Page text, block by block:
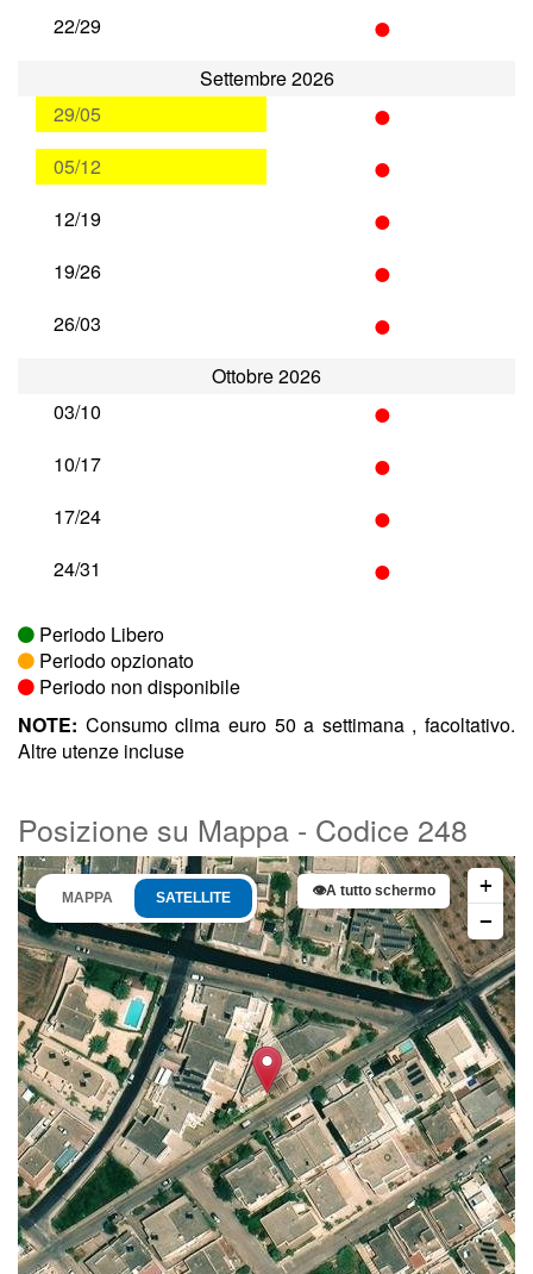
22/29 •
Settembre 2026
29/05
•
05/12 •
12/19 •
19/26 •
26/03 •
Ottobre 2026
03/10
•
10/17 •
17/24 •
24/31 •
Periodo Libero
Periodo opzionato
Periodo non disponibile
NOTE: Consumo clima euro 50 a settimana , facoltativo.
Altre utenze incluse
Posizione su Mappa - Codice 248
MAPPA SATELLITE 👁A tutto schermo
+
−